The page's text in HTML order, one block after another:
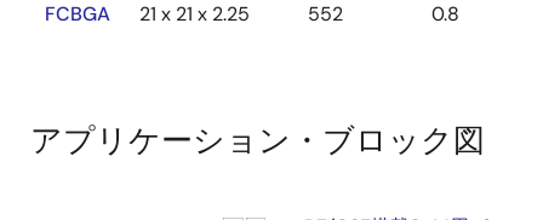
FCBGA 21 x 21 x 2.25 552 0.8
アプリケーション・ブロック図